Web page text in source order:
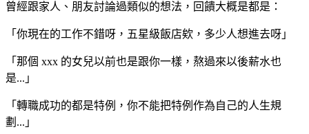
曾經跟家人、朋友討論過類似的想法，回饋大概是都是：
「你現在的工作不錯呀，五星級飯店欸，多少人想進去呀」
「那個 xxx 的女兒以前也是跟你一樣，熬過來以後薪水也
是...」
「轉職成功的都是特例，你不能把特例作為自己的人生規
劃...」